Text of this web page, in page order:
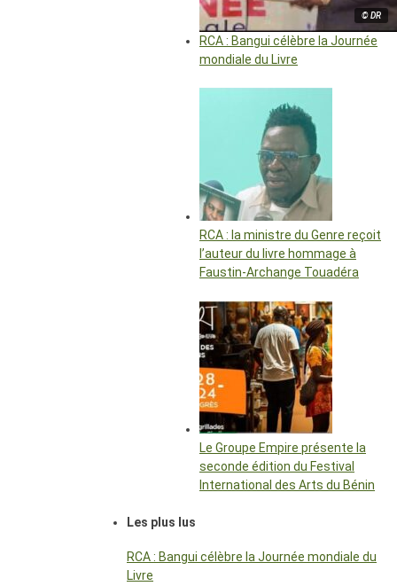
© DR
RCA : Bangui célèbre la Journée
mondiale du Livre
RCA : la ministre du Genre reçoit
l’auteur du livre hommage à
Faustin-Archange Touadéra
Le Groupe Empire présente la
seconde édition du Festival
International des Arts du Bénin
Les plus lus
RCA : Bangui célèbre la Journée mondiale du
Livre